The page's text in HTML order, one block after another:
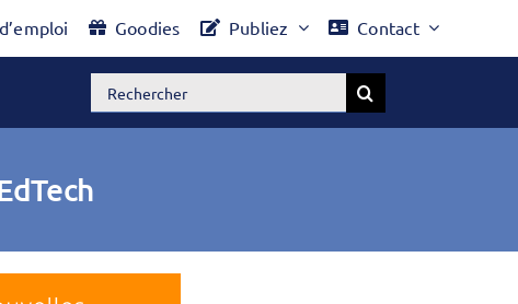
Goodies Publiez Contact
Rechercher: